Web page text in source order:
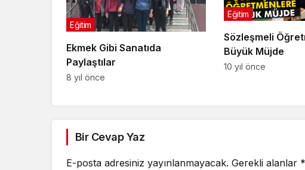
Ekmek Gibi Sanatıda
Paylaştılar
Eğitim
8 yıl önce
Sözleşmeli
Büyük Müjde
Eğitim
10 yıl önce
Bir Cevap Yaz
E-posta adresiniz yayınlanmayacak. Gerekli alanlar *